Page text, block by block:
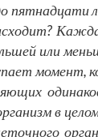
пятнадцати
или
момент,
в